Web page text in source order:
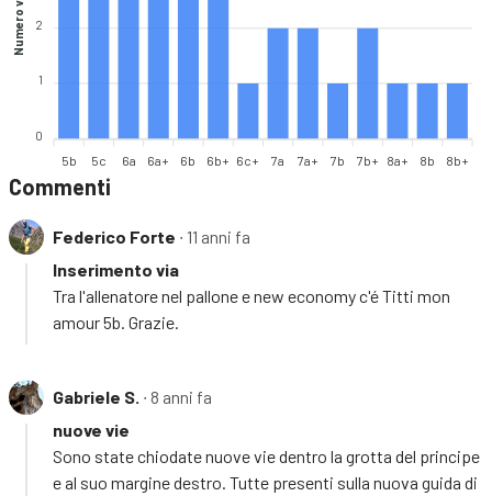
2
1
0
Numero vie
5b 5c 6a 6a+ 6b 6b+ 6c+ 7a 7a+ 7b 7b+ 8a+ 8b 8b+
Commenti
Federico Forte ∙ 11 anni fa
Inserimento via
Tra l'allenatore nel pallone e new economy c'é Titti mon
amour 5b. Grazie.
Gabriele S. ∙ 8 anni fa
nuove vie
Sono state chiodate nuove vie dentro la grotta del principe
e al suo margine destro. Tutte presenti sulla nuova guida di